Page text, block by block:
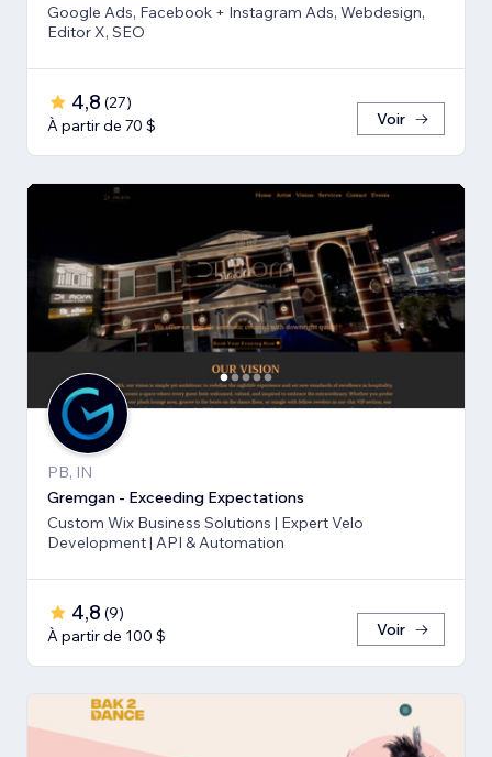
Google Ads, Facebook + Instagram Ads, Webdesign,
Editor X, SEO
4,8 (27)
À partir de 70 $
Voir
PB, IN
Gremgan - Exceeding Expectations
Custom Wix Business Solutions | Expert Velo
Development | API & Automation
4,8 (9)
À partir de 100 $
Voir